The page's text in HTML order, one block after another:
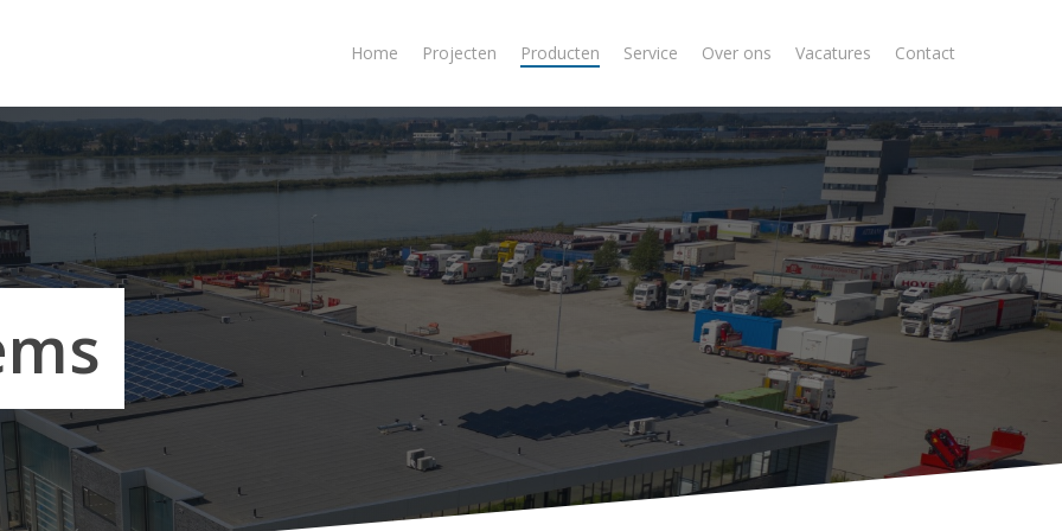
Home Projecten Producten Service Over ons Vacatures Contact